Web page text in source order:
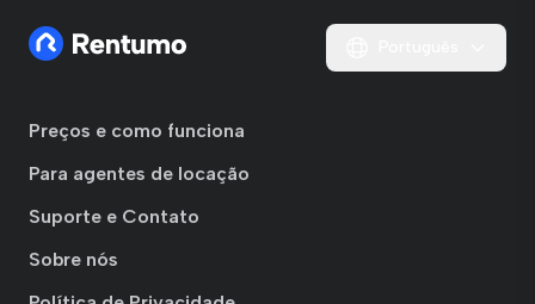
Preços e como funciona
Para agentes de locação
Suporte e Contato
Sobre nós